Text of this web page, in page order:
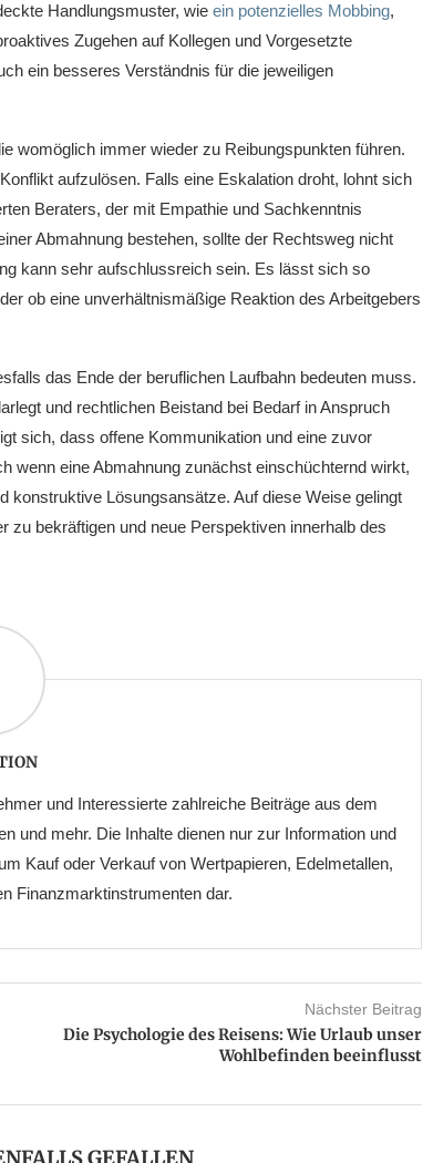
Handlungsmuster, wie ein potenzielles Mobbing,
Zugehen auf Kollegen und Vorgesetzte
ein besseres Verständnis für die jeweiligen
womöglich immer wieder zu Reibungspunkten führen.
aufzulösen. Falls eine Eskalation droht, lohnt sich
Beraters, der mit Empathie und Sachkenntnis
Abmahnung bestehen, sollte der Rechtsweg nicht
kann sehr aufschlussreich sein. Es lässt sich so
ob eine unverhältnismäßige Reaktion des Arbeitgebers
das Ende der beruflichen Laufbahn bedeuten muss.
und rechtlichen Beistand bei Bedarf in Anspruch
sich, dass offene Kommunikation und eine zuvor
wenn eine Abmahnung zunächst einschüchternd wirkt,
konstruktive Lösungsansätze. Auf diese Weise gelingt
zu bekräftigen und neue Perspektiven innerhalb des
und Interessierte zahlreiche Beiträge aus dem
und mehr. Die Inhalte dienen nur zur Information und
Kauf oder Verkauf von Wertpapieren, Edelmetallen,
Finanzmarktinstrumenten dar.
Nächster Beitrag
Die Psychologie des Reisens: Wie Urlaub unser
Wohlbefinden beeinflusst